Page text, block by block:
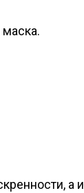
а